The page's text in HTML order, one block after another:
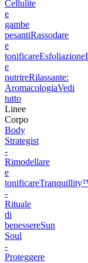
Cellulite
e
gambe
pesantiRassodare
e
tonificareEsfoliazione
e
nutrireRilassante:
AromacologiaVedi
tutto
Linee
Corpo
Body
Strategist
-
Rimodellare
e
tonificare
-
Rituale
di
benessereSun
Soul
-
Proteggere